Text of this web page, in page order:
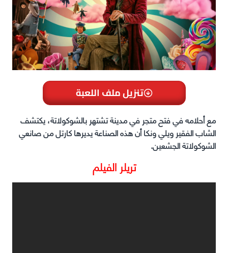
تنزيل ملف اللعبة
مع أحلامه في فتح متجر في مدينة تشتهر بالشوكولاتة، يكتشف
الشاب الفقير ويلي ونكا أن هذه الصناعة يديرها كارتل من صانعي
الشوكولاتة الجشعين.
تريلر الفيلم